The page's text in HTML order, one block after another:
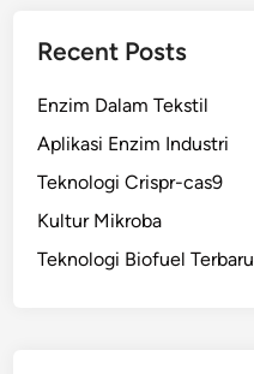
Recent Posts
Enzim Dalam Tekstil
Aplikasi Enzim Industri
Teknologi Crispr-cas9
Kultur Mikroba
Teknologi Biofuel Terbaru